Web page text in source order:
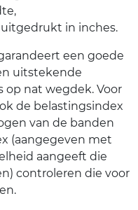
in inches.
een goede
uitstekende
op nat wegdek. Voor
de belastingsindex
van de banden
(aangegeven met
aangeeft die
controleren die voor